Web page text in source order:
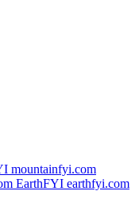
mountainfyi.com
EarthFYI earthfyi.com